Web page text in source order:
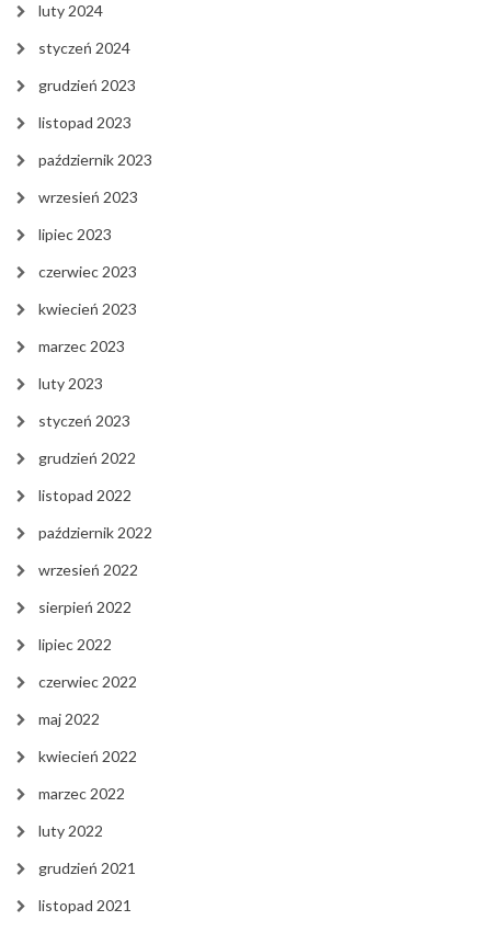
luty 2024
styczeń 2024
grudzień 2023
listopad 2023
październik 2023
wrzesień 2023
lipiec 2023
czerwiec 2023
kwiecień 2023
marzec 2023
luty 2023
styczeń 2023
grudzień 2022
listopad 2022
październik 2022
wrzesień 2022
sierpień 2022
lipiec 2022
czerwiec 2022
maj 2022
kwiecień 2022
marzec 2022
luty 2022
grudzień 2021
listopad 2021